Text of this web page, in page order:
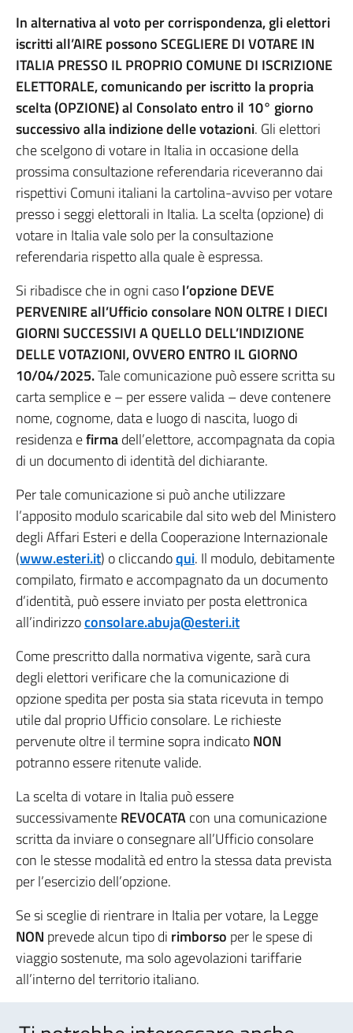
In alternativa al voto per corrispondenza, gli elettori
iscritti all’AIRE possono SCEGLIERE DI VOTARE IN
ITALIA PRESSO IL PROPRIO COMUNE DI ISCRIZIONE
ELETTORALE, comunicando per iscritto la propria
scelta (OPZIONE) al Consolato entro il 10° giorno
successivo alla indizione delle votazioni. Gli elettori
che scelgono di votare in Italia in occasione della
prossima consultazione referendaria riceveranno dai
rispettivi Comuni italiani la cartolina-avviso per votare
presso i seggi elettorali in Italia. La scelta (opzione) di
votare in Italia vale solo per la consultazione
referendaria rispetto alla quale è espressa.
Si ribadisce che in ogni casol’opzione DEVE
PERVENIRE all’Ufficio consolare NON OLTRE I DIECI
GIORNI SUCCESSIVI A QUELLO DELL’INDIZIONE
DELLE VOTAZIONI, OVVERO ENTRO IL GIORNO
10/04/2025.Tale comunicazione può essere scritta su
carta semplice e – per essere valida – deve contenere
nome, cognome, data e luogo di nascita, luogo di
residenza efirmadell’elettore, accompagnata da copia
di un documento di identità del dichiarante.
Per tale comunicazione si può anche utilizzare
l’apposito modulo scaricabile dal sito web del Ministero
degli Affari Esteri e della Cooperazione Internazionale
(www.esteri.it) o cliccandoqui. Il modulo, debitamente
compilato, firmato e accompagnato da un documento
d’identità, può essere inviato per posta elettronica
all’indirizzoconsolare.abuja@esteri.it
Come prescritto dalla normativa vigente, sarà cura
degli elettori verificare che la comunicazione di
opzione spedita per posta sia stata ricevuta in tempo
utile dal proprio Ufficio consolare. Le richieste
pervenute oltre il termine sopra indicatoNON
potranno essere ritenute valide.
La scelta di votare in Italia può essere
successivamenteREVOCATAcon una comunicazione
scritta da inviare o consegnare all’Ufficio consolare
con le stesse modalità ed entro la stessa data prevista
per l’esercizio dell’opzione.
Se si sceglie di rientrare in Italia per votare, la Legge
NON prevede alcun tipo di rimborso per le spese di
viaggio sostenute, ma solo agevolazioni tariffarie
all’interno del territorio italiano.